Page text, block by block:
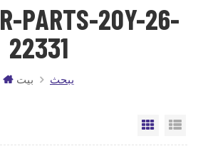
PARTS-20Y-26-
22331
بيت يبحث